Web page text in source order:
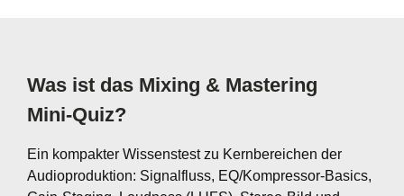
Was ist das Mixing & Mastering
Mini‑Quiz?
Ein kompakter Wissenstest zu Kernbereichen der
Audioproduktion: Signalfluss, EQ/Kompressor‑Basics,